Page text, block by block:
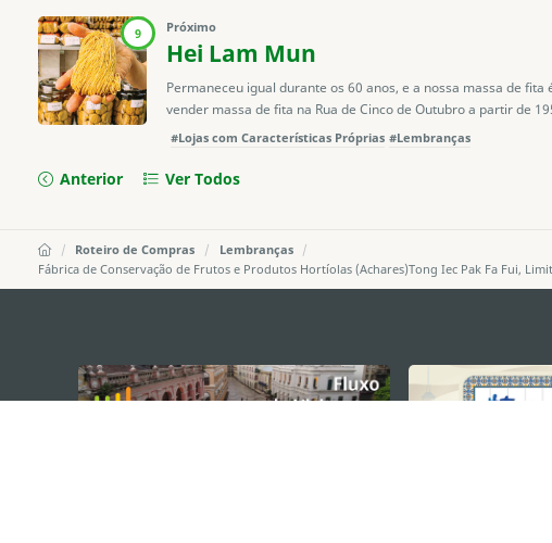
9 Próximo
Hei Lam Mun
Permaneceu igual durante os 60 anos, e a nossa massa de
vender massa de fita na Rua de Cinco de Outubro a partir de
#Lojas com Características Próprias #Lembranças
Anterior Ver Todos
Roteiro de Compras
Lembranças
Fábrica de Conservação de Frutos e Produtos Hortíolas (Achares)Tong Iec Pak Fa Fui,
external links